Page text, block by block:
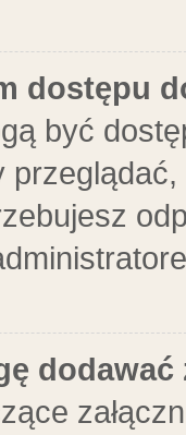
dostępu
być
dodawać